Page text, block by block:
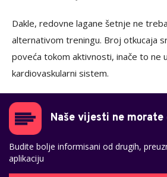
Dakle, redovne lagane šetnje ne
alternativom treningu. Broj otkucaja
poveća tokom aktivnosti, inače to ne
kardiovaskularni sistem.
Naše vijesti ne
Budite bolje informisani od drugih,
aplikaciju